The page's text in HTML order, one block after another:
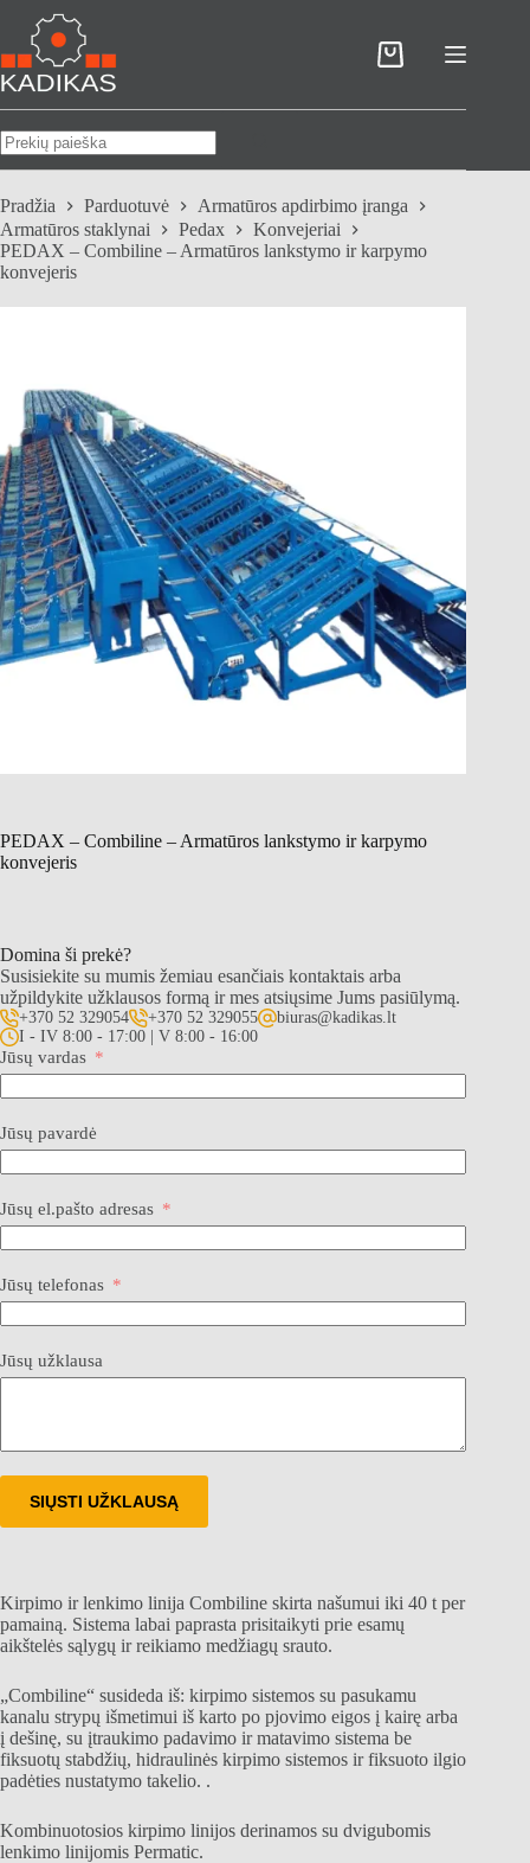
content
Pirkinių
results
Pradžia Parduotuvė
Armatūros apdirbimo įranga
Armatūros staklynai
Pedax
Konvejeriai
PEDAX – Combiline – Armatūros lankstymo ir karpymo
konvejeris
PEDAX – Combiline – Armatūros lankstymo ir karpymo
konvejeris
Domina ši prekė?
Susisiekite su mumis žemiau esančiais kontaktais arba
užpildykite užklausos formą ir mes atsiųsime Jums pasiūlymą.
+370 52 329054 +370 52 329055
biuras@kadikas.lt
I - IV 8:00 - 17:00 | V 8:00 - 16:00
Jūsų vardas
Jūsų pavardė
Jūsų el.pašto adresas
Jūsų telefonas
Jūsų užklausa
SIŲSTI UŽKLAUSĄ
Kirpimo ir lenkimo linija Combiline skirta našumui iki 40 t per
pamainą. Sistema labai paprasta prisitaikyti prie esamų
aikštelės sąlygų ir reikiamo medžiagų srauto.
„Combiline“ susideda iš: kirpimo sistemos su pasukamu
kanalu strypų išmetimui iš karto po pjovimo eigos į kairę arba
į dešinę, su įtraukimo padavimo ir matavimo sistema be
fiksuotų stabdžių, hidraulinės kirpimo sistemos ir fiksuoto ilgio
padėties nustatymo takelio. .
Kombinuotosios kirpimo linijos derinamos su dvigubomis
lenkimo linijomis Permatic.